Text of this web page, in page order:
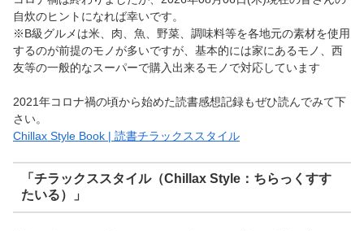
自炊のヒントになれば幸いです。
※B級グルメは米、肉、魚、野菜、調味料等を各地元の素材を使用
するのが前提のモノが多いですが、基本的には家にあるモノ、西
友等の一般的なスーパーで購入出来るモノで対応しています
2021年コロナ禍の頃から始めた読書感想記録もぜひ読んでみて下
さい。
Chillax Style Book | 読書チラックススタイル
「チラックススタイル（Chillax Style：ちらっくすす
たいる）」